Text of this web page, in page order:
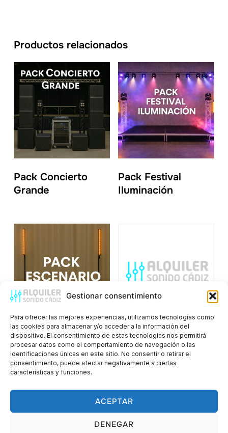
Gestionar consentimiento
Para ofrecer las mejores experiencias, utilizamos tecnologías como
las cookies para almacenar y/o acceder a la información del
dispositivo. El consentimiento de estas tecnologías nos permitirá
procesar datos como el comportamiento de navegación o las
identificaciones únicas en este sitio. No consentir o retirar el
consentimiento, puede afectar negativamente a ciertas
características y funciones.
ACEPTAR
DENEGAR
Productos relacionados
Pack Concierto
Grande
Pack Festival
Iluminación
Pack Escenario
Básico
Pack Iluminación
Básica
Política de cookies
Política de privacidad
Aviso legal